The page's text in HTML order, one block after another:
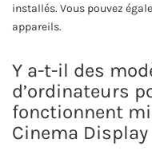
installés. Vous pouvez
appareils.
Y a-t-il des
d’ordinateurs
fonctionnent
Cinema Display